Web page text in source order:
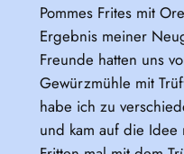
Pommes Frites mit
Ergebnis meiner
Freunde hatten uns
Gewürzmühle mit
habe ich zu
und kam auf die Idee